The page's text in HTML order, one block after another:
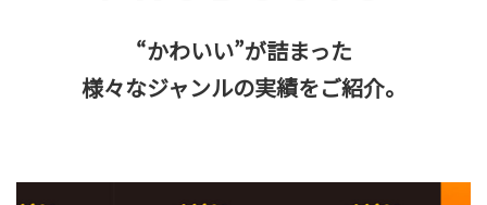
ライセンス
“かわいい”が詰まった
様々なジャンルの実績をご紹介。